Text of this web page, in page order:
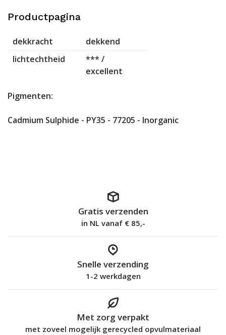
Productpagina
dekkracht
dekkend
lichtechtheid
*** /
excellent
Pigmenten:
Cadmium Sulphide - PY35 - 77205 - Inorganic
Gratis verzenden
in NL vanaf € 85,-
Snelle verzending
1-2 werkdagen
Met zorg verpakt
met zoveel mogelijk gerecycled opvulmateriaal